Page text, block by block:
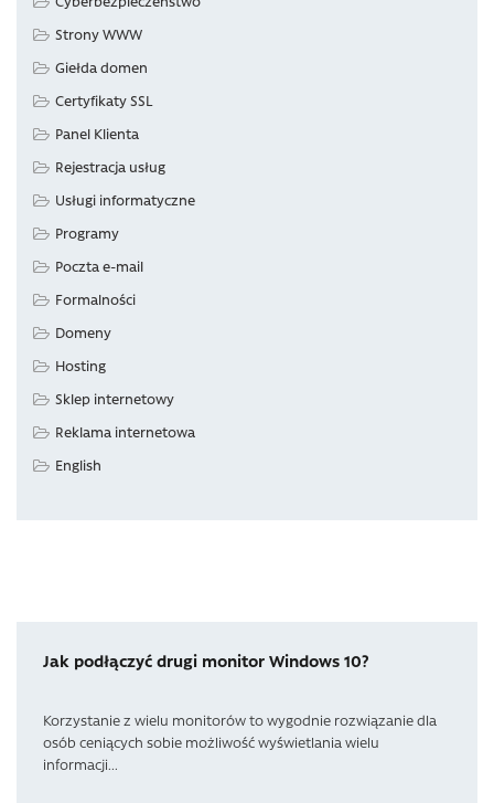
Strony WWW
Giełda domen
Certyfikaty SSL
Panel Klienta
Rejestracja usług
Usługi informatyczne
Programy
Poczta e-mail
Formalności
Domeny
Hosting
Sklep internetowy
Reklama internetowa
English
Jak podłączyć drugi monitor Windows 10?
Korzystanie z wielu monitorów to wygodnie rozwiązanie dla
osób ceniących sobie możliwość wyświetlania wielu
informacji...